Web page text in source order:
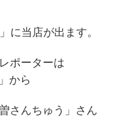
に当店が出ます。
ポーターは
から
さんちゅう」さん